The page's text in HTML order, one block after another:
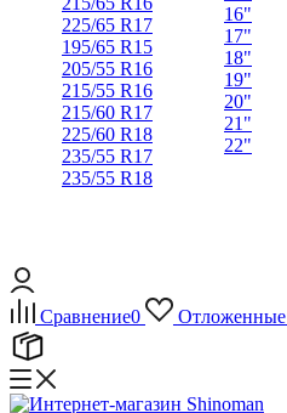
225/65 R17
195/65 R15
205/55 R16
215/55 R16
215/60 R17
225/60 R18
235/55 R17
235/55 R18
16"
17"
18"
19"
20"
21"
22"
Сравнение0 Отложенные